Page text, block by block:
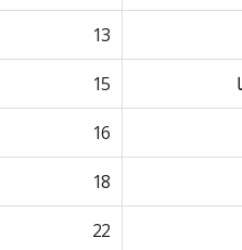
13
15
16
18
22